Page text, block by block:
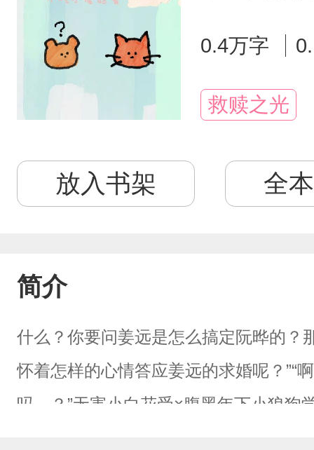
0.4万字
救赎之光
放入书架 全
简介
什么？你要问姜远是怎么搞定阮晔的？
怀着怎样的心情答应姜远的求婚呢？
吗…？”无害小白花受×腹黑年下小狼狗